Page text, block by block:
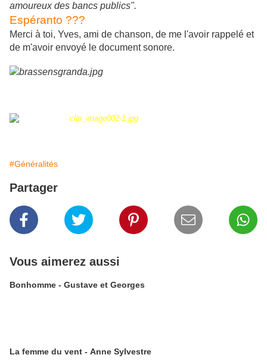
amoureux des bancs publics".
Espéranto ???
Merci à toi, Yves, ami de chanson, de me l'avoir rappelé et
de m'avoir envoyé le document sonore.
#Généralités
Partager
Vous aimerez aussi
Bonhomme - Gustave et Georges
La femme du vent - Anne Sylvestre